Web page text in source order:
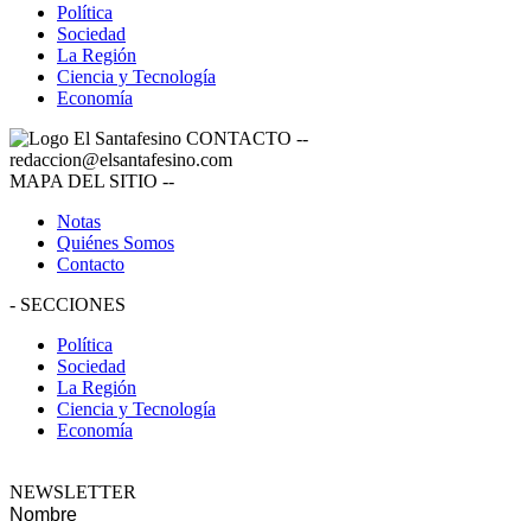
Política
Sociedad
La Región
Ciencia y Tecnología
Economía
CONTACTO --
redaccion@elsantafesino.com
MAPA DEL SITIO --
Notas
Quiénes Somos
Contacto
- SECCIONES
Política
Sociedad
La Región
Ciencia y Tecnología
Economía
NEWSLETTER
Nombre